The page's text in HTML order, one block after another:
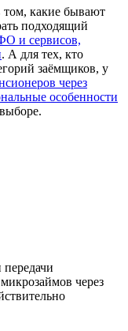
том, какие бывают
подходящий
и сервисов,
. А для тех, кто
заёмщиков, у
через
особенности
через